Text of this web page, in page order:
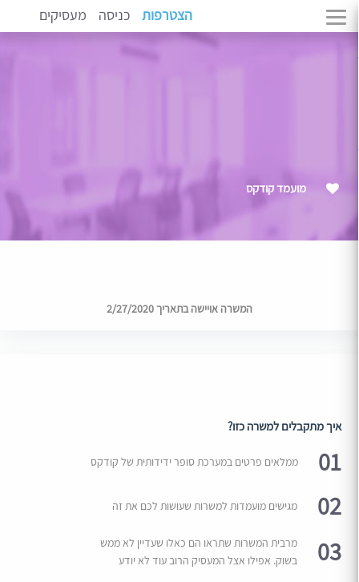
הצטרפות כניסה מעסיקים
מועמד קודקס
המשרה אויישה בתאריך 2/27/2020
איך מתקבלים למשרה כזו?
01 ממלאים פרטים במערכת סופר ידידותית של קודקס
02 מגישים מועמדות למשרות שעושות לכם את זה
03
מרבית המשרות שתראו הם כאלו שעדיין לא ממש
בשוק. אפילו אצל המעסיק הרוב עוד לא יודע